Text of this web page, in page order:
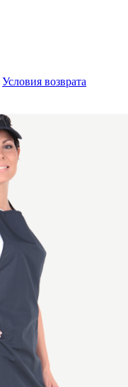
Условия возврата